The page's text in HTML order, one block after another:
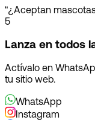
“¿Aceptan
5
Lanza en todos
Actívalo en
tu sitio web.
WhatsApp
Instagram